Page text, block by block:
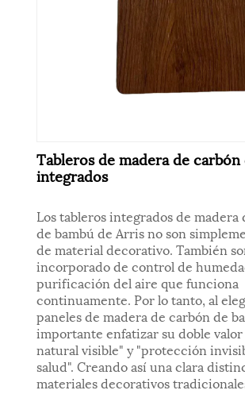
Tableros de madera de carbón
integrados
Los tableros integrados de madera
de bambú de Arris no son
de material decorativo. También
incorporado de control de
purificación del aire que funciona
continuamente. Por lo tanto, al
paneles de madera de carbón de
importante enfatizar su doble
natural visible" y "protección
salud". Creando así una clara
materiales decorativos